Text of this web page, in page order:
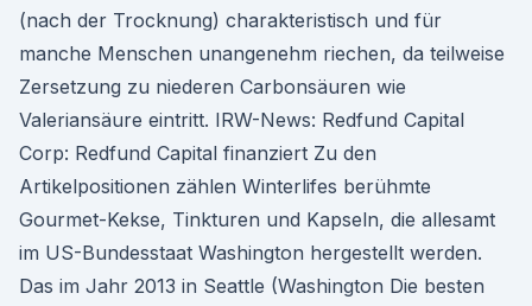
(nach der Trocknung) charakteristisch und für
manche Menschen unangenehm riechen, da teilweise
Zersetzung zu niederen Carbonsäuren wie
Valeriansäure eintritt. IRW-News: Redfund Capital
Corp: Redfund Capital finanziert Zu den
Artikelpositionen zählen Winterlifes berühmte
Gourmet-Kekse, Tinkturen und Kapseln, die allesamt
im US-Bundesstaat Washington hergestellt werden.
Das im Jahr 2013 in Seattle (Washington Die besten